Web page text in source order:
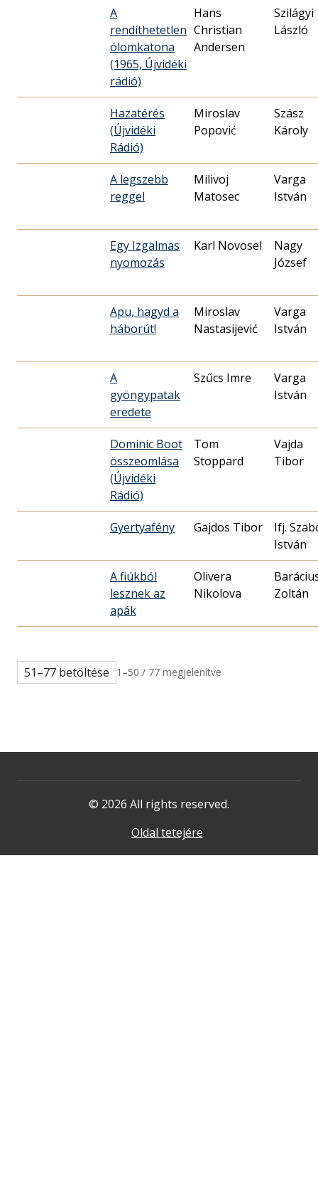
A
rendíthetetlen
ólomkatona
(1965, Újvidéki
rádió)
Hans
Christian
Andersen
Szilágyi
László
Hazatérés
(Újvidéki
Rádió)
Miroslav
Popović
Szász
Károly
A legszebb
reggel
Milivoj
Matosec
Varga
István
Egy Izgalmas
nyomozás
Karl Novosel
Nagy
József
Apu, hagyd a
háborút!
Miroslav
Nastasijević
Varga
István
A
gyöngypatak
eredete
Szűcs Imre
Varga
István
Dominic Boot
összeomlása
(Újvidéki
Rádió)
Tom
Stoppard
Vajda
Tibor
Gyertyafény Gajdos Tibor
Ifj.
István
A fiúkból
lesznek az
apák
Olivera
Nikolova
Zoltán
51–77 betöltése 1–50 / 77 megjelenítve
© 2026 All rights reserved.
Oldal tetejére